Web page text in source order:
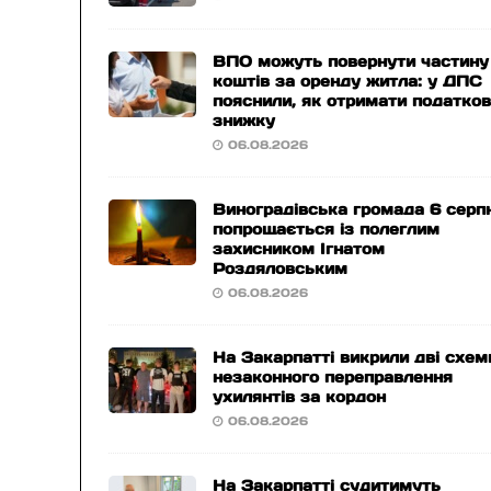
ВПО можуть повернути частину
коштів за оренду житла: у ДПС
пояснили, як отримати
знижку
06.08.2026
Виноградівська громада 6
попрощається із полеглим
захисником Ігнатом
Роздяловським
06.08.2026
На Закарпатті викрили дві
незаконного переправлення
ухилянтів за кордон
06.08.2026
На Закарпатті судитимуть